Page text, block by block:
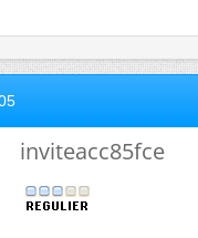
inviteacc85fce